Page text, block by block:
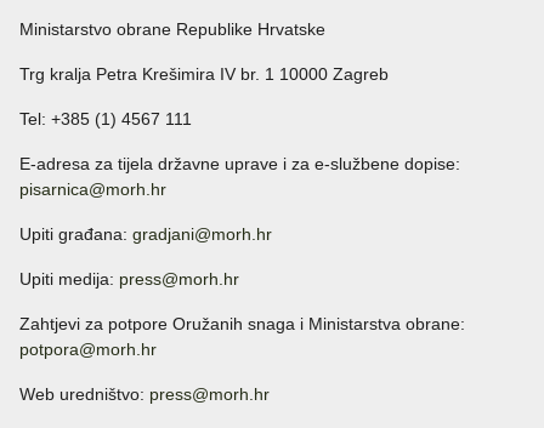
Ministarstvo obrane Republike Hrvatske
Trg kralja Petra Krešimira IV br. 1 10000 Zagreb
Tel: +385 (1) 4567 111
E-adresa za tijela državne uprave i za e-službene dopise:
pisarnica@morh.hr
Upiti građana: gradjani@morh.hr
Upiti medija: press@morh.hr
Zahtjevi za potpore Oružanih snaga i Ministarstva obrane:
potpora@morh.hr
Web uredništvo: press@morh.hr